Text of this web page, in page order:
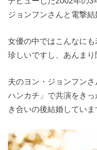
ジョンフンさんと電撃結
女優の中ではこんなに
珍しいですし、あんまり
夫のヨン・ジョンフン
ハンカチ」で共演をき
き合いの後結婚していま